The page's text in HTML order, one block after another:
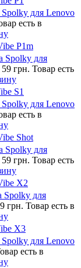
для Lenovo
есть в
P1m
Spolky для
59 грн. Товар есть
S1
для Lenovo
есть в
Shot
Spolky для
59 грн. Товар есть
X2
Spolky для
грн. Товар есть в
X3
для Lenovo
есть в